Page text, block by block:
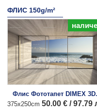
ФЛИС 150g/m²
Флис Фототапет DIMEX
375x250cm 50.00 € / 97.79